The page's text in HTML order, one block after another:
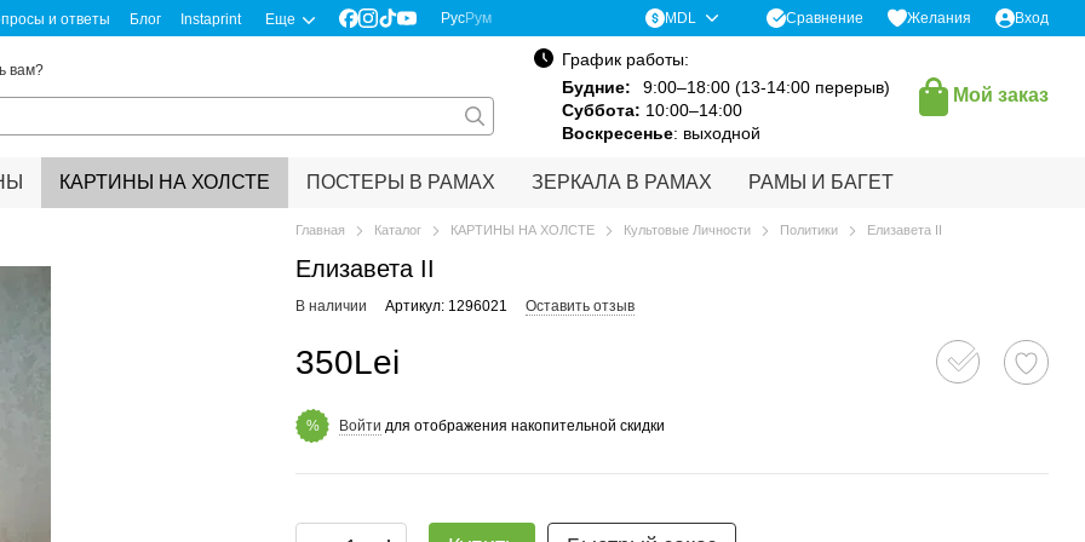
и ответы Блог Instaprint Еще РусРум MDL Сравнение Желания Вход
вам?
График работы:
Будние:
9:00–18:00 (13-14:00 перерыв)
Суббота: 10:00–14:00
Воскресенье: выходной
Мой заказ
КАРТИНЫ НА ХОЛСТЕ ПОСТЕРЫ В РАМАХ ЗЕРКАЛА В РАМАХ РАМЫ И БАГЕТ
Главная Каталог КАРТИНЫ НА ХОЛСТЕ Культовые Личности Политики Елизавета II
Елизавета II
В наличии Артикул: 1296021 Оставить отзыв
350Lei
% Войти для отображения накопительной скидки